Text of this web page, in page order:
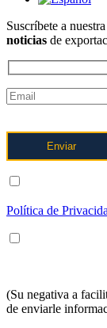
Suscríbete a
noticias de
Política de
(Su negativa a
de enviarle